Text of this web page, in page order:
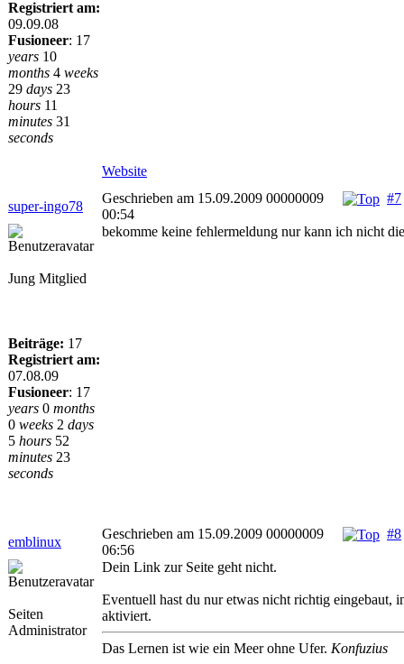
Registriert am:
09.09.08
Fusioneer: 17
years 10
months 4 weeks
29 days 23
hours 11
minutes 31
seconds
Website
super-ingo78
#7
Geschrieben am 15.09.2009 00000009
00:54
Jung Mitglied
Beiträge: 17
Registriert am:
07.08.09
Fusioneer: 17
years 0 months
0 weeks 2 days
5 hours 52
minutes 23
seconds
bekomme keine fehlermeldung nur kann ich nicht
emblinux
#8
Geschrieben am 15.09.2009 00000009
06:56
Seiten
Administrator
Dein Link zur Seite geht nicht.
Eventuell hast du nur etwas nicht richtig eingebaut,
aktiviert.
Das Lernen ist wie ein Meer ohne Ufer. Konfuzius